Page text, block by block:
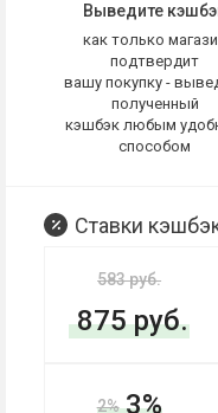
Выведите
как только
подтвердит
вашу покупку -
полученный
кэшбэк любым
способом
Ставки
583 руб.
875 руб.
2% 3%